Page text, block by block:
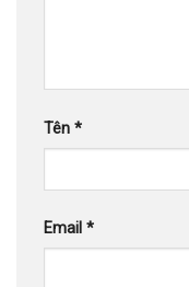
Tên *
Email *